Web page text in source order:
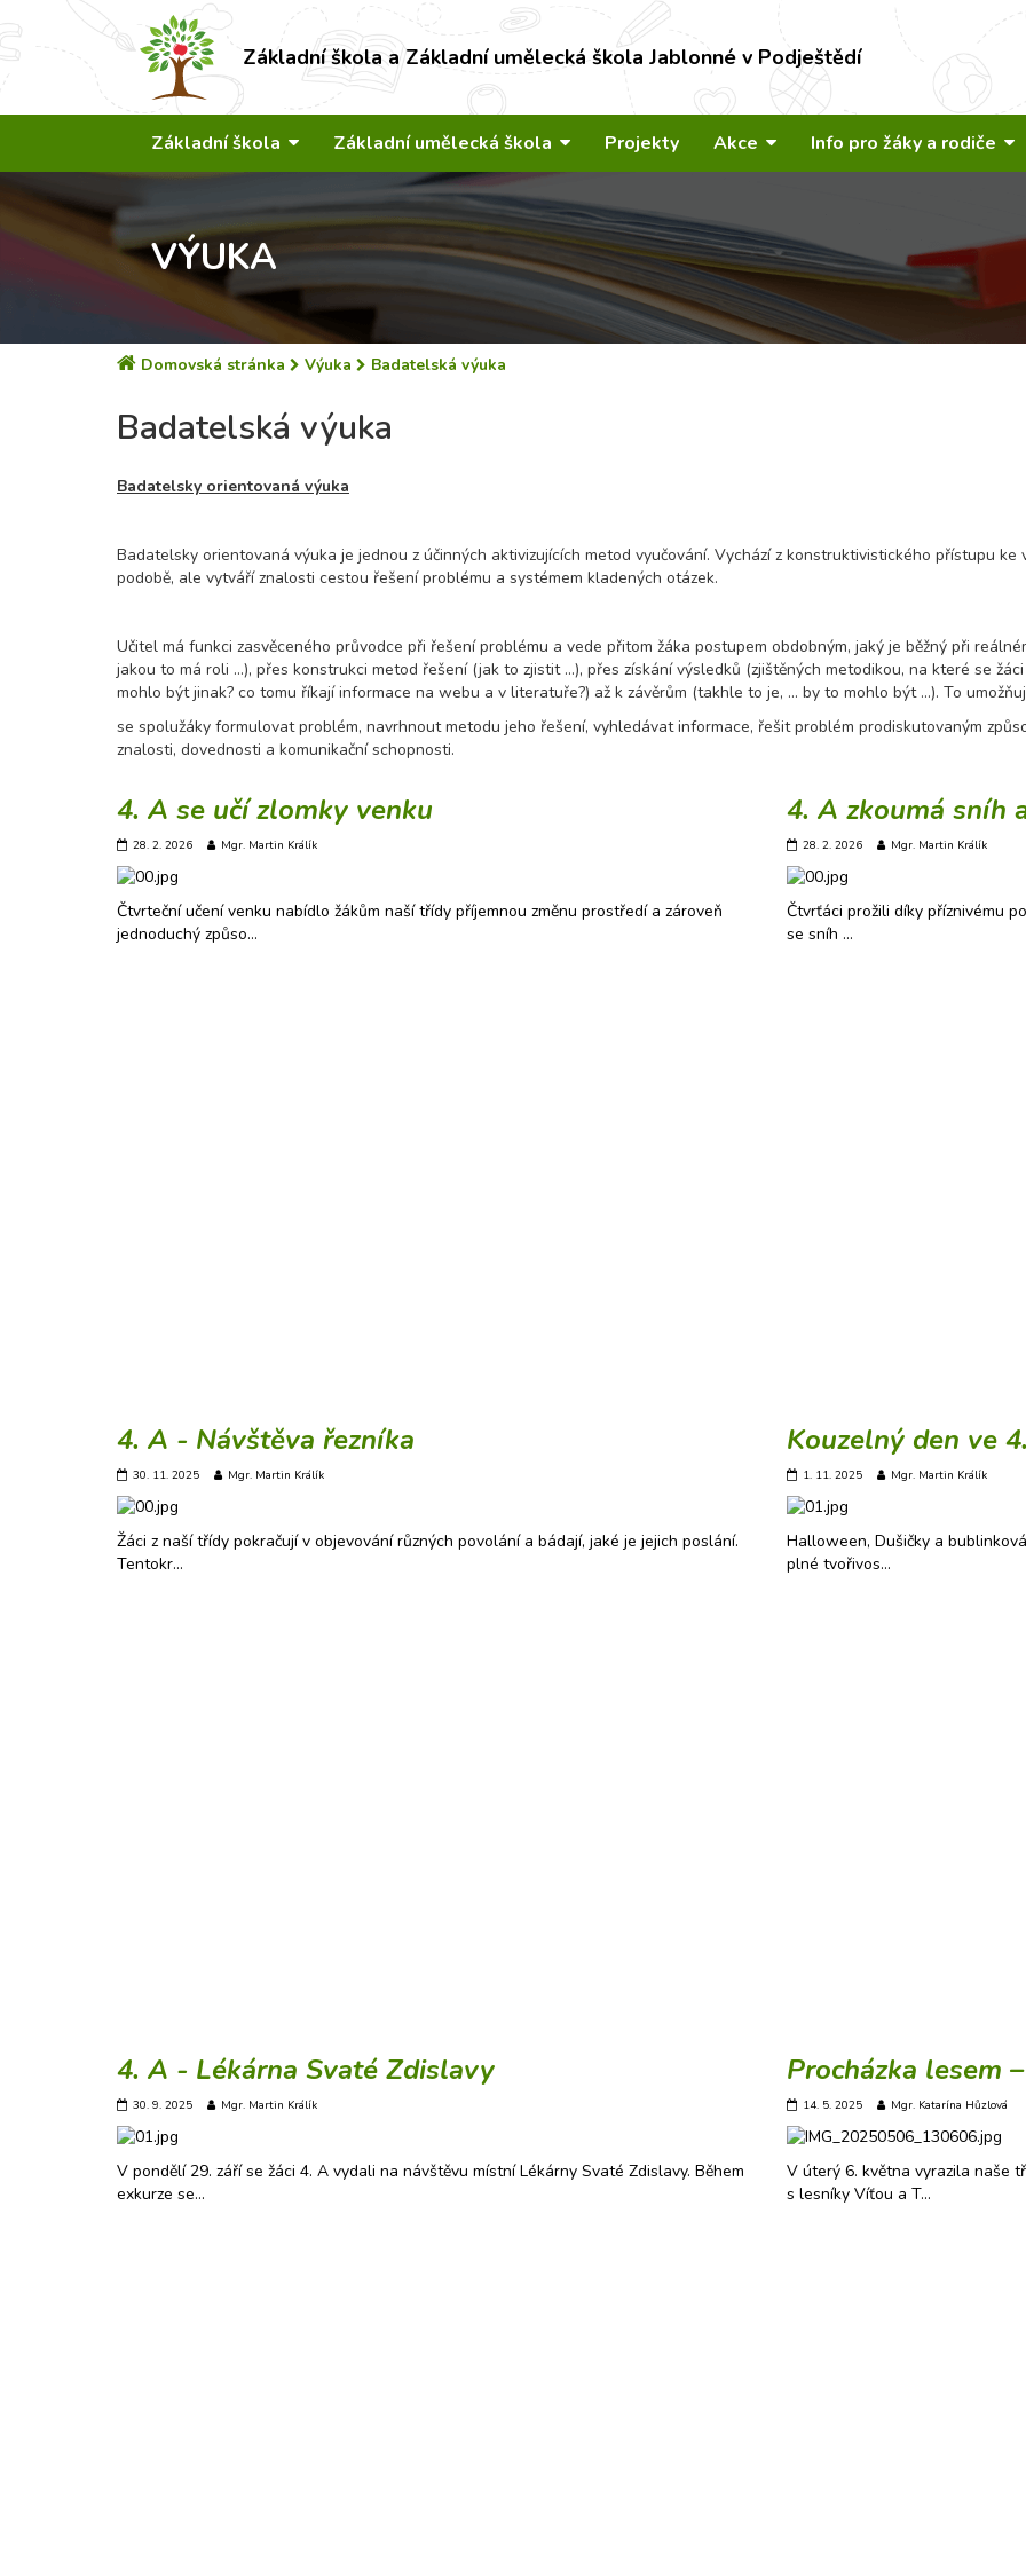
Základní škola a Základní umělecká škola Jablonné v Podještědí
Základní škola Základní umělecká škola Projekty Akce Info pro žáky a rodiče
VÝUKA
Domovská stránka Výuka Badatelská výuka
Badatelská výuka
Badatelsky orientovaná výuka
Badatelsky orientovaná výuka je jednou z účinných aktivizujících metod vyučování. Vychází z konstruktivistického přístupu
podobě, ale vytváří znalosti cestou řešení problému a systémem kladených otázek.
Učitel má funkci zasvěceného průvodce při řešení problému a vede přitom žáka postupem obdobným, jaký je běžný při
jakou to má roli ...), přes konstrukci metod řešení (jak to zjistit ...), přes získání výsledků (zjištěných metodikou, na které se
mohlo být jinak? co tomu říkají informace na webu a v literatuře?) až k závěrům (takhle to je, ... by to mohlo být ...). To
se spolužáky formulovat problém, navrhnout metodu jeho řešení, vyhledávat informace, řešit problém prodiskutovaným
znalosti, dovednosti a komunikační schopnosti.
4. A se učí zlomky venku
28. 2. 2026 Mgr. Martin Králík
Čtvrteční učení venku nabídlo žákům naší třídy příjemnou změnu prostředí a zároveň
jednoduchý způso…
4. A zkoumá sníh
28. 2. 2026 Mgr. Martin Králík
Čtvrťáci prožili díky příznivému
se sníh …
4. A - Návštěva řezníka
30. 11. 2025 Mgr. Martin Králík
Žáci z naší třídy pokračují v objevování různých povolání a bádají, jaké je jejich poslání.
Tentokr…
Kouzelný den ve
1. 11. 2025 Mgr. Martin Králík
Halloween, Dušičky a
plné tvořivos…
4. A - Lékárna Svaté Zdislavy
30. 9. 2025 Mgr. Martin Králík
V pondělí 29. září se žáci 4. A vydali na návštěvu místní Lékárny Svaté Zdislavy. Během
exkurze se…
Procházka lesem
14. 5. 2025 Mgr. Katarína Hůzlová
V úterý 6. května vyrazila naše
s lesníky Víťou a T…